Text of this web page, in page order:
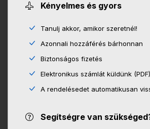
Kényelmes és gyors
Tanulj akkor, amikor szeretnél!
Azonnali hozzáférés bárhonnan
Biztonságos fizetés
Elektronikus számlát küldünk (PDF)
A rendelésedet automatikusan
Segítségre van